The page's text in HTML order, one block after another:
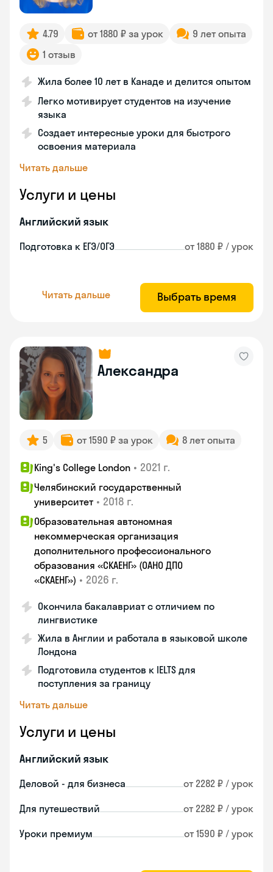
4.79 от 1880 ₽ за урок
9 лет опыта
1 отзыв
Жила более 10 лет в Канаде и делится опытом
Легко мотивирует студентов на изучение
языка
Создает интересные уроки для быстрого
освоения материала
Читать дальше
Услуги и цены
Английский язык
Подготовка к ЕГЭ/ОГЭ от 1880 ₽ / урок
Читать дальше Выбрать время
Александра
5 от 1590 ₽ за урок 8 лет опыта
King's College London • 2021 г.
Челябинский государственный
университет • 2018 г.
Образовательная автономная
некоммерческая организация
дополнительного профессионального
образования «СКАЕНГ» (ОАНО ДПО
«СКАЕНГ») • 2026 г.
Окончила бакалавриат с отличием по
лингвистике
Жила в Англии и работала в языковой школе
Лондона
Подготовила студентов к IELTS для
поступления за границу
Читать дальше
Услуги и цены
Английский язык
Деловой - для бизнеса от 2282 ₽ / урок
Для путешествий от 2282 ₽ / урок
Уроки премиум от 1590 ₽ / урок